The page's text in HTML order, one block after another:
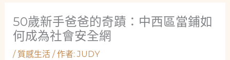
50歲新手爸爸的奇蹟：中西區當鋪如
何成為社會安全網
/ 質感生活/ 作者:JUDY